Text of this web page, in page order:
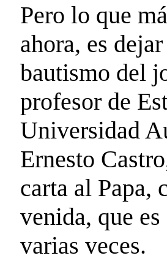
Pero lo que
ahora, es
bautismo del
profesor de
Universidad
Ernesto
carta al Papa,
venida, que
varias veces.